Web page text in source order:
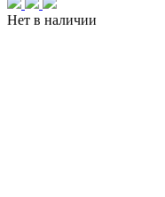
Нет в наличии